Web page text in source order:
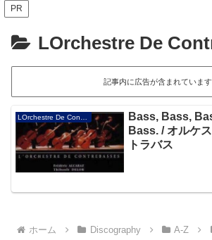
PR
LOrchestre De
記事内に広告が含まれています
Bass, Bass,
Bass. / オルケ
トラバス
ホーム Discography A-Z